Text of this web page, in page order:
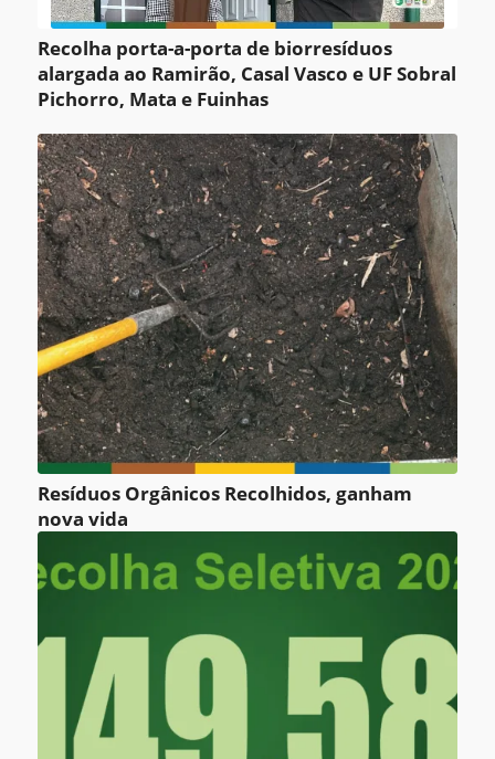
Recolha porta-a-porta de biorresíduos
alargada ao Ramirão, Casal Vasco e UF Sobral
Pichorro, Mata e Fuinhas
Resíduos Orgânicos Recolhidos, ganham
nova vida